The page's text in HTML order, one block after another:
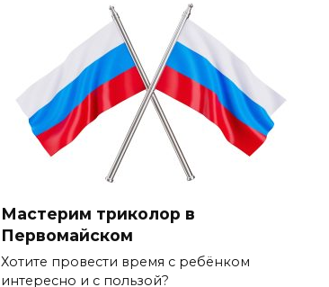
Мастерим триколор в
Первомайском
Хотите провести время с ребёнком
интересно и с пользой?